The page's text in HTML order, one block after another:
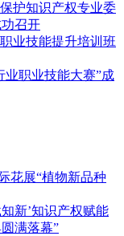
护知识产权专业委
召开
业技能提升培训班
业职业技能大赛”成
花展“植物新品种
新’知识产权赋能
满落幕”